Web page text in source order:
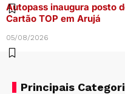
Autopass inaugura posto
Cartão TOP em Arujá
05/08/2026
Principais